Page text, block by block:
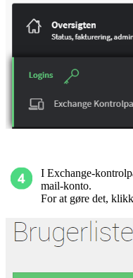
I Exchange-
mail-konto.
For at gøre det,